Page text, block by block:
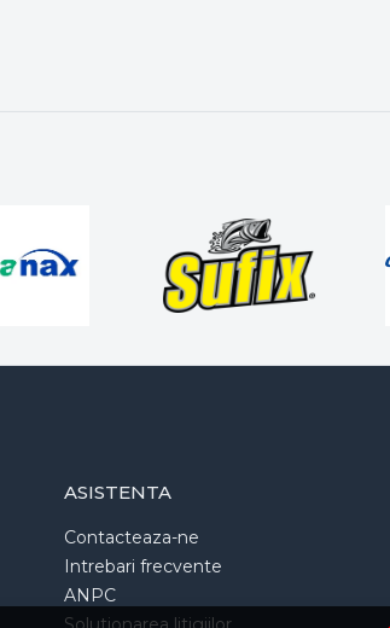
ASISTENTA
Contacteaza-ne
Intrebari frecvente
ANPC